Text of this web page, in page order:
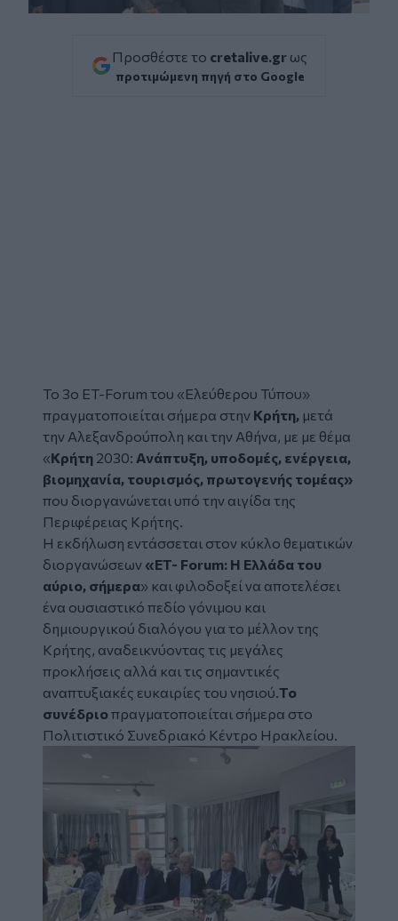
Προσθέστε το cretalive.gr ως
προτιμώμενη πηγή στο Google
Το 3ο ET-Forum του «Ελεύθερου Τύπου»
πραγματοποιείται σήμερα στην Κρήτη, μετά
την Αλεξανδρούπολη και την Αθήνα, με με θέμα
«Κρήτη 2030: Ανάπτυξη, υποδομές, ενέργεια,
βιομηχανία, τουρισμός, πρωτογενής τομέας»
που διοργανώνεται υπό την αιγίδα της
Περιφέρειας Κρήτης.
Η εκδήλωση εντάσσεται στον κύκλο θεματικών
διοργανώσεων «ET- Forum: Η Ελλάδα του
αύριο, σήμερα» και φιλοδοξεί να αποτελέσει
ένα ουσιαστικό πεδίο γόνιμου και
δημιουργικού διαλόγου για το μέλλον της
Κρήτης, αναδεικνύοντας τις μεγάλες
προκλήσεις αλλά και τις σημαντικές
αναπτυξιακές ευκαιρίες του νησιού.Το
συνέδριοπραγματοποιείται σήμερα στο
Πολιτιστικό Συνεδριακό Κέντρο Ηρακλείου.